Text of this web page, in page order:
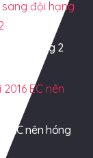
đội hạng 2
EC nên hóng